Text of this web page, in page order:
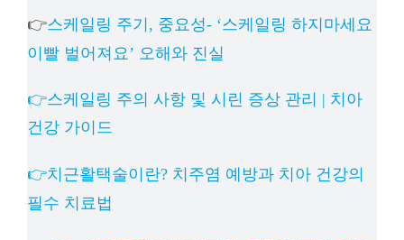
👉스케일링 주기, 중요성- ‘스케일링 하지마세요
이빨 벌어져요’ 오해와 진실
👉스케일링 주의 사항 및 시린 증상 관리 | 치아
건강 가이드
👉치근활택술이란? 치주염 예방과 치아 건강의
필수 치료법